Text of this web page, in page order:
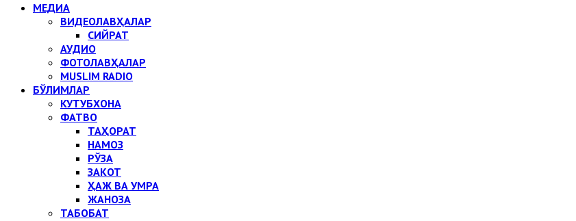
МЕДИА
ВИДЕОЛАВҲАЛАР
СИЙРАТ
АУДИО
ФОТОЛАВҲАЛАР
MUSLIM RADIO
БЎЛИМЛАР
КУТУБХОНА
ФАТВО
ТАҲОРАТ
НАМОЗ
РЎЗА
ЗАКОТ
ҲАЖ ВА УМРА
ЖАНОЗА
ТАБОБАТ